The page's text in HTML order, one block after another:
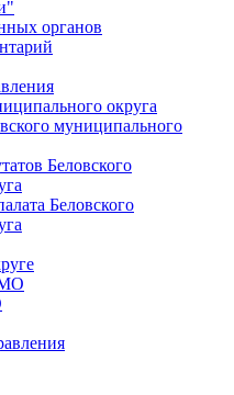
органов
округа
муниципального
Беловского
Беловского
МО